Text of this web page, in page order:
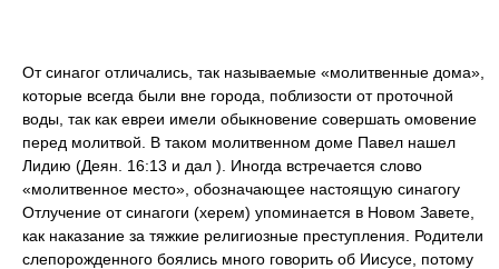
От синагог отличались, так называемые «молитвенные дома»,
которые всегда были вне города, поблизости от проточной
воды, так как евреи имели обыкновение совершать омовение
перед молитвой. В таком молитвенном доме Павел нашел
Лидию (Деян. 16:13 и дал ). Иногда встречается слово
«молитвенное место», обозначающее настоящую синагогу
Отлучение от синагоги (херем) упоминается в Новом Завете,
как наказание за тяжкие религиозные преступления. Родители
слепорожденного боялись много говорить об Иисусе, потому